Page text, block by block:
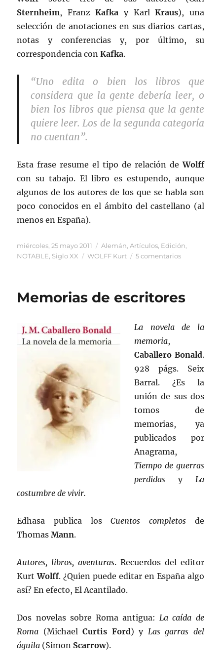
Sternheim, FranzKafka y KarlKraus), una
selección de anotaciones en sus diarios cartas,
notas y conferencias y, por último, su
correspondencia conKafka.
“Uno edita o bien los libros que
considera que la gente debería leer, o
bien los libros que piensa que la gente
quiere leer. Los de la segunda categoría
no cuentan”.
Esta frase resume el tipo de relación deWolff
con su tabajo. El libro es estupendo, aunque
algunos de los autores de los que se habla son
poco conocidos en el ámbito del castellano (al
menos en España).
Publicado
el
miércoles, 25 mayo 2011 Categorías
Alemán ,Artículos Edición
NOTABLE Siglo XX Etiquetas
WOLFF Kurt 5 comentariosen
Memorias de escritores
La novela de la
memoria,
Caballero Bonald.
928 págs. Seix
Barral. ¿Es la
unión de sus dos
tomos de
memorias, ya
publicados por
Anagrama,
Tiempo de guerras
perdidas y La
costumbre de vivir.
Edhasa publica losCuentos completosde
ThomasMann.
Autores, libros, aventuras. Recuerdos del editor
KurtWolff. ¿Quien puede editar en España algo
así? En efecto, El Acantilado.
Dos novelas sobre Roma antigua:La caída de
Roma (MichaelCurtis Ford) y Las garras del
águila (Simon Scarrow).